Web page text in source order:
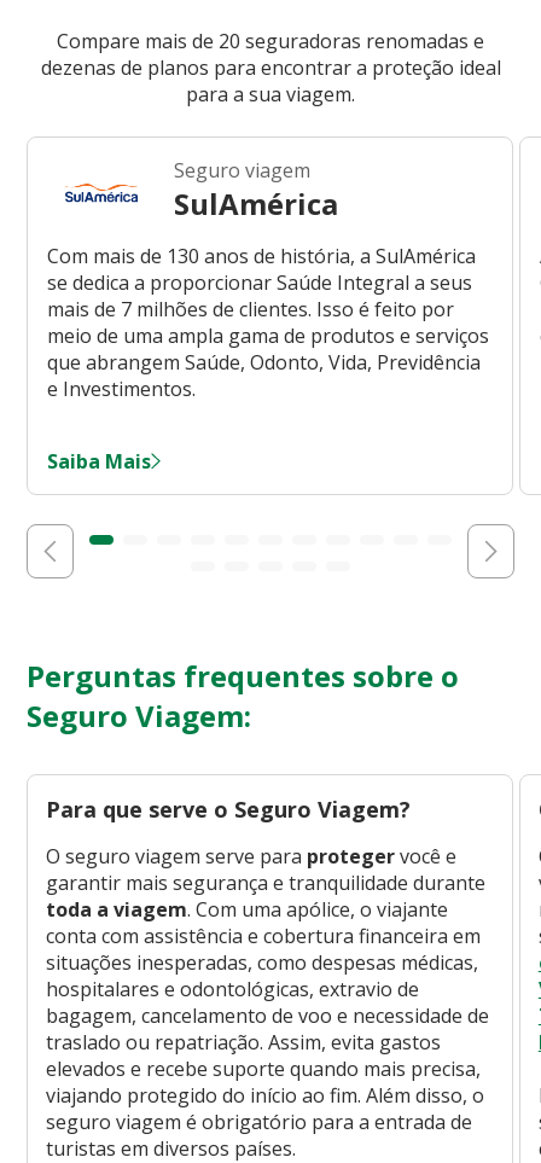
Compare mais de 20 seguradoras renomadas e
dezenas de planos para encontrar a proteção ideal
para a sua viagem.
Seguro viagem
SulAmérica
Com mais de 130 anos de história, a SulAmérica
se dedica a proporcionar Saúde Integral a seus
mais de 7 milhões de clientes. Isso é feito por
meio de uma ampla gama de produtos e serviços
que abrangem Saúde, Odonto, Vida, Previdência
e Investimentos.
Saiba Mais
Perguntas frequentes sobre o
Seguro Viagem:
Para que serve o Seguro Viagem?
O seguro viagem serve para protegervocê e
garantir mais segurança e tranquilidade durante
toda a viagem. Com uma apólice, o viajante
conta com assistência e cobertura financeira em
situações inesperadas, como despesas médicas,
hospitalares e odontológicas, extravio de
bagagem, cancelamento de voo e necessidade de
traslado ou repatriação. Assim, evita gastos
elevados e recebe suporte quando mais precisa,
viajando protegido do início ao fim. Além disso, o
seguro viagem é obrigatório para a entrada de
turistas em diversos países.